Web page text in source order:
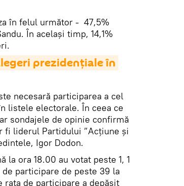
în felul următor - 47,5%
În același timp, 14,1%
prezidențiale în
necesară participarea a cel
listele electorale. În ceea ce
sondajele de opinie confirmă
fi liderul Partidului ”Acțiune și
Igor Dodon.
la ora 18.00 au votat peste 1, 1
participare de peste 39 la
de participare a depășit